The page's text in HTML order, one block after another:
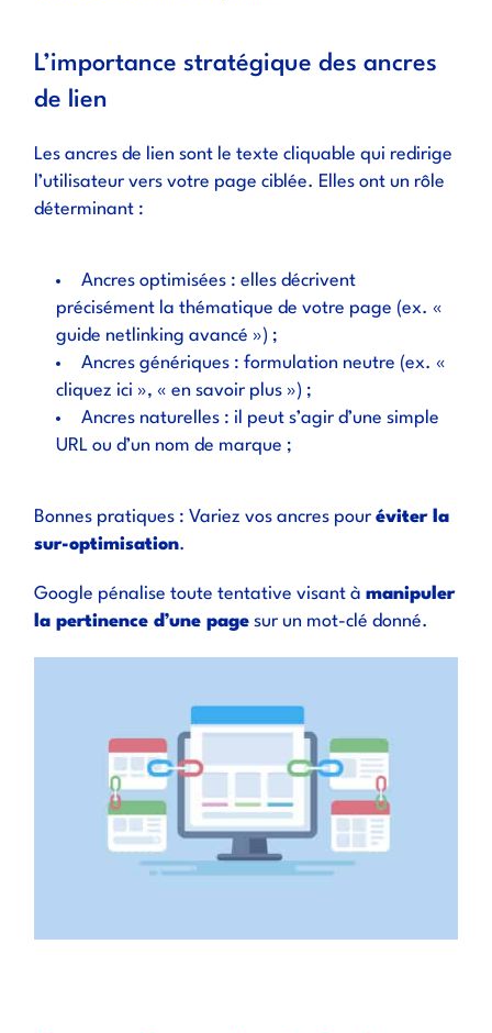
L’importance stratégique des ancres
de lien
Les ancres de lien sont le texte cliquable qui redirige
l’utilisateur vers votre page ciblée. Elles ont un rôle
déterminant :
Ancres optimisées : elles décrivent
précisément la thématique de votre page (ex. «
guide netlinking avancé ») ;
Ancres génériques : formulation neutre (ex. «
cliquez ici », « en savoir plus ») ;
Ancres naturelles : il peut s’agir d’une simple
URL ou d’un nom de marque ;
Bonnes pratiques : Variez vos ancres pouréviter la
sur-optimisation.
Google pénalise toute tentative visant àmanipuler
la pertinence d’une page sur un mot-clé donné.